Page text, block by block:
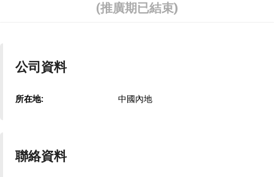
(推廣期已結束)
公司資料
所在地: 中國內地
聯絡資料